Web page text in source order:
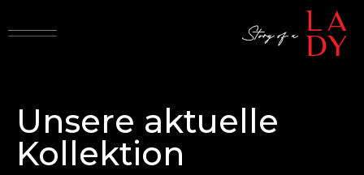
Unsere aktuelle
Kollektion